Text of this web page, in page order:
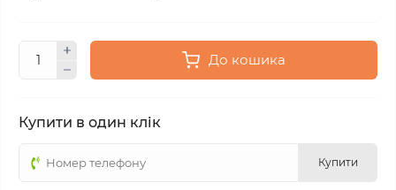
До кошика
Купити в один клік
Купити